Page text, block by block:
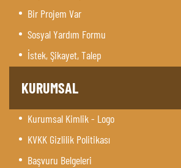
Bir Projem Var
Sosyal Yardım Formu
İstek, Şikayet, Talep
KURUMSAL
Kurumsal Kimlik - Logo
KVKK Gizlilik Politikası
Başvuru Belgeleri